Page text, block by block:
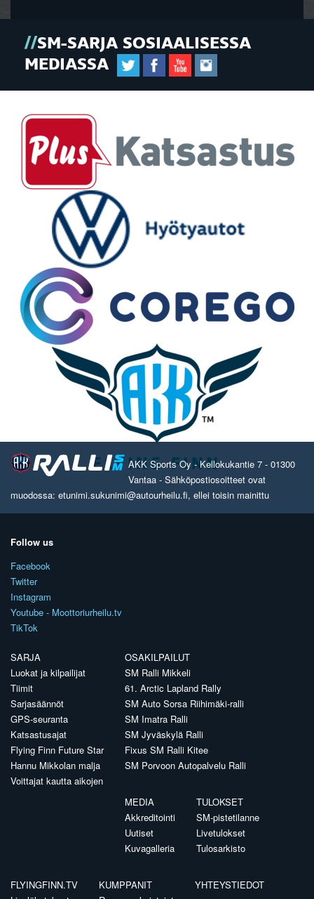
SM-SARJA SOSIAALISESSA
MEDIASSA
AKK Sports Oy - Kellokukantie 7 - 01300
Vantaa - Sähköpostiosoitteet ovat
muodossa: etunimi.sukunimi@autourheilu.fi, ellei toisin mainittu
Follow us
Facebook
Twitter
Instagram
Youtube - Moottoriurheilu.tv
TikTok
SARJA
Luokat ja kilpailijat
Tiimit
Sarjasäännöt
GPS-seuranta
Katsastusajat
Flying Finn Future Star
Hannu Mikkolan malja
Voittajat kautta aikojen
OSAKILPAILUT
SM Ralli Mikkeli
61. Arctic Lapland Rally
SM Auto Sorsa Riihimäki-ralli
SM Imatra Ralli
SM Jyväskylä Ralli
Fixus SM Ralli Kitee
SM Porvoon Autopalvelu Ralli
MEDIA
Akkreditointi
Uutiset
Kuvagalleria
TULOKSET
SM-pistetilanne
Livetulokset
Tulosarkisto
FLYINGFINN.TV
KUMPPANIT
YHTEYSTIEDOT